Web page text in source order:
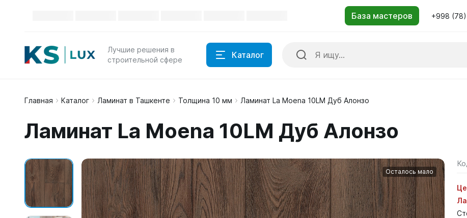
+998
Лучшие решения в
строительной сфере
Каталог
Главная Каталог Ламинат в Ташкенте Толщина 10 мм Ламинат La Moena 10LM Дуб Алонзо
Ламинат La Moena 10LM Дуб Алонзо
Осталось мало